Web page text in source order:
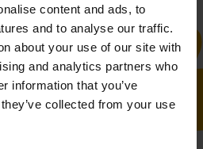
content and ads, to
and to analyse our traffic.
about your use of our site with
and analytics partners who
information that you’ve
collected from your use